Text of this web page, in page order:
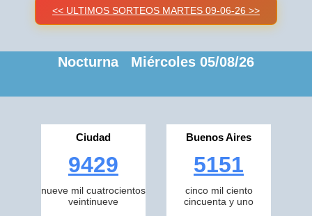
<< ULTIMOS SORTEOS MARTES 09-06-26 >>
Nocturna Miércoles 05/08/26
Ciudad
9429
nueve mil cuatrocientos
veintinueve
Buenos Aires
5151
cinco mil ciento
cincuenta y uno